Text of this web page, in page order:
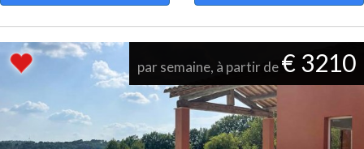
par semaine, à partir de€ 3210